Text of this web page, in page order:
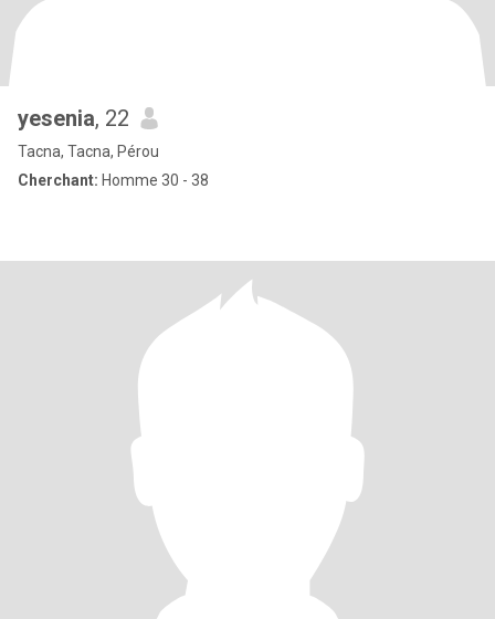
yesenia, 22
Tacna, Tacna, Pérou
Cherchant: Homme 30 - 38